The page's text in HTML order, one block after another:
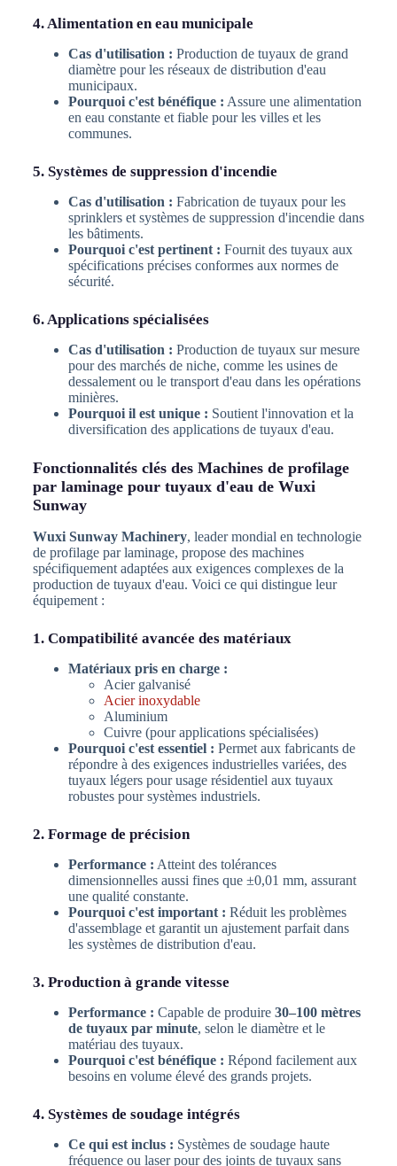
4. Alimentation en eau municipale
Cas d'utilisation : Production de tuyaux de grand
diamètre pour les réseaux de distribution d'eau
municipaux.
Pourquoi c'est bénéfique : Assure une alimentation
en eau constante et fiable pour les villes et les
communes.
5. Systèmes de suppression d'incendie
Cas d'utilisation : Fabrication de tuyaux pour les
sprinklers et systèmes de suppression d'incendie dans
les bâtiments.
Pourquoi c'est pertinent : Fournit des tuyaux aux
spécifications précises conformes aux normes de
sécurité.
6. Applications spécialisées
Cas d'utilisation : Production de tuyaux sur mesure
pour des marchés de niche, comme les usines de
dessalement ou le transport d'eau dans les opérations
minières.
Pourquoi il est unique : Soutient l'innovation et la
diversification des applications de tuyaux d'eau.
Fonctionnalités clés des Machines de profilage
par laminage pour tuyaux d'eau de Wuxi
Sunway
Wuxi Sunway Machinery, leader mondial en technologie
de profilage par laminage, propose des machines
spécifiquement adaptées aux exigences complexes de la
production de tuyaux d'eau. Voici ce qui distingue leur
équipement :
1. Compatibilité avancée des matériaux
Matériaux pris en charge :
Acier galvanisé
Acier inoxydable
Aluminium
Cuivre (pour applications spécialisées)
Pourquoi c'est essentiel : Permet aux fabricants de
répondre à des exigences industrielles variées, des
tuyaux légers pour usage résidentiel aux tuyaux
robustes pour systèmes industriels.
2. Formage de précision
Performance : Atteint des tolérances
dimensionnelles aussi fines que ±0,01 mm, assurant
une qualité constante.
Pourquoi c'est important : Réduit les problèmes
d'assemblage et garantit un ajustement parfait dans
les systèmes de distribution d'eau.
3. Production à grande vitesse
Performance : Capable de produire 30–100 mètres
de tuyaux par minute, selon le diamètre et le
matériau des tuyaux.
Pourquoi c'est bénéfique : Répond facilement aux
besoins en volume élevé des grands projets.
4. Systèmes de soudage intégrés
Ce qui est inclus : Systèmes de soudage haute
fréquence ou laser pour des joints de tuyaux sans